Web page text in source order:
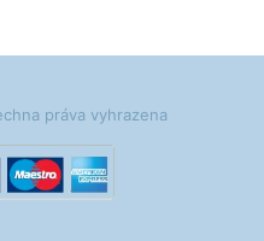
práva vyhrazena